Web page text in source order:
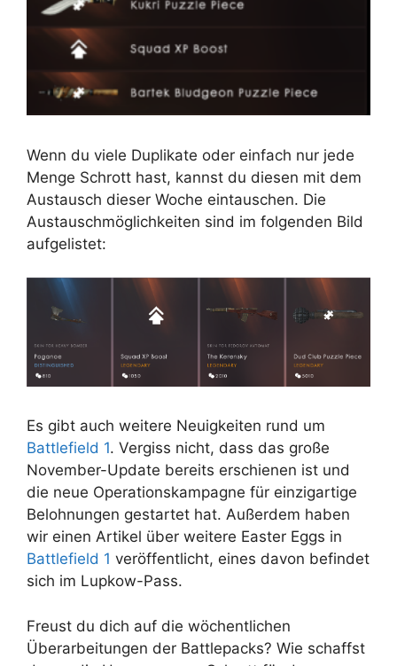
Wenn du viele Duplikate oder einfach nur jede
Menge Schrott hast, kannst du diesen mit dem
Austausch dieser Woche eintauschen. Die
Austauschmöglichkeiten sind im folgenden Bild
aufgelistet:
Es gibt auch weitere Neuigkeiten rund um
Battlefield 1. Vergiss nicht, dass das große
November-Update bereits erschienen ist und
die neue Operationskampagne für einzigartige
Belohnungen gestartet hat. Außerdem haben
wir einen Artikel über weitere Easter Eggs in
Battlefield 1 veröffentlicht, eines davon befindet
sich im Lupkow-Pass.
Freust du dich auf die wöchentlichen
Überarbeitungen der Battlepacks? Wie schaffst